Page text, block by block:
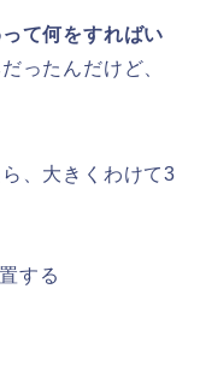
て何をすればい
ったんだけど、
、大きくわけて3
する